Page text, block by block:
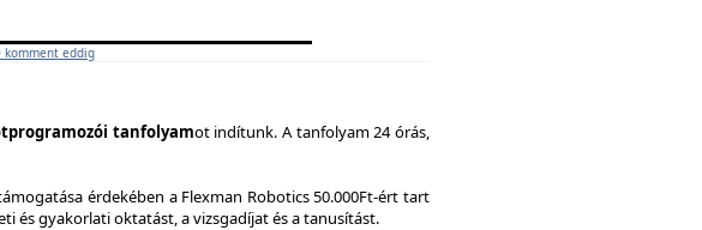
komment eddig
tanfolyamot indítunk. A tanfolyam 24 órás,
érdekében a Flexman Robotics 50.000Ft-ért tart
és gyakorlati oktatást, a vizsgadíjat és a tanusítást.